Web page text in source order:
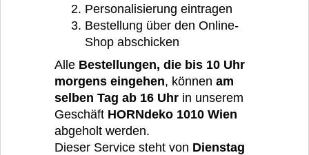
Personalisierung eintragen
Bestellung über den Online-
Shop abschicken
Alle Bestellungen, die bis 10 Uhr
morgens eingehen, können am
selben Tag ab 16 Uhr in unserem
Geschäft HORNdeko 1010 Wien
abgeholt werden.
Dieser Service steht von Dienstag